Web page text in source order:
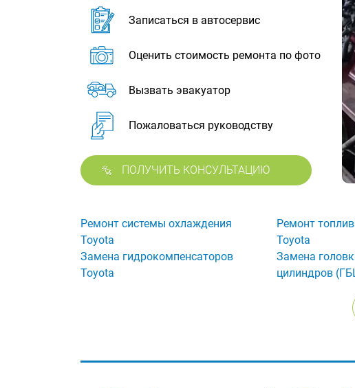
Записаться в автосервис
Оценить стоимость ремонта по фото
Вызвать эвакуатор
Пожаловаться руководству
ПОЛУЧИТЬ КОНСУЛЬТАЦИЮ
Ремонт системы охлаждения
Toyota
Ремонт
Toyota
Замена гидрокомпенсаторов
Toyota
Замена
цилиндров